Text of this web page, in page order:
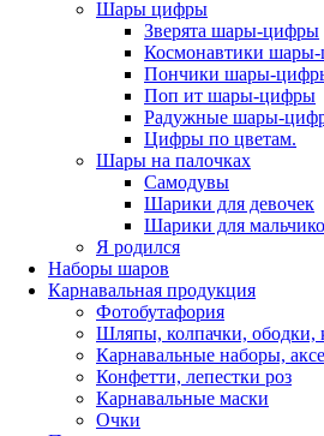
Шары цифры
Зверята шары-цифры
Космонавтики
Пончики шары-
Поп ит шары-цифры
Радужные шары-
Цифры по цветам.
Шары на палочках
Самодувы
Шарики для девочек
Шарики для
Я родился
Наборы шаров
Карнавальная продукция
Фотобутафория
Шляпы, колпачки, ободки,
Карнавальные наборы,
Конфетти, лепестки роз
Карнавальные маски
Очки